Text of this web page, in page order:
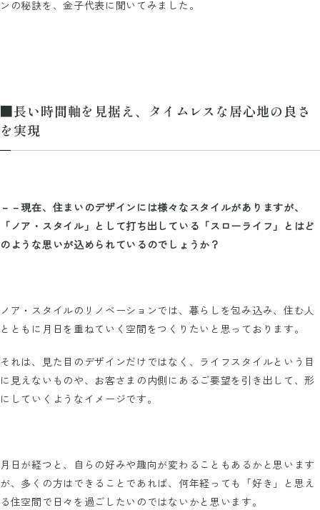
ンの秘訣を、金子代表に聞いてみました。
■長い時間軸を見据え、タイムレスな居心地の良さ
を実現
－－現在、住まいのデザインには様々なスタイルがありますが、
「ノア・スタイル」として打ち出している「スローライフ」とはど
のような思いが込められているのでしょうか？
ノア・スタイルのリノベーションでは、暮らしを包み込み、住む人
とともに月日を重ねていく空間をつくりたいと思っております。
それは、見た目のデザインだけではなく、ライフスタイルという目
に見えないものや、お客さまの内側にあるご要望を引き出して、形
にしていくようなイメージです。
月日が経つと、自らの好みや趣向が変わることもあるかと思います
が、多くの方はできることであれば、何年経っても「好き」と思え
る住空間で日々を過ごしたいのではないかと思います。